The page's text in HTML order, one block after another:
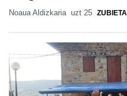
Noaua Aldizkaria uzt 25 ZUBIETA